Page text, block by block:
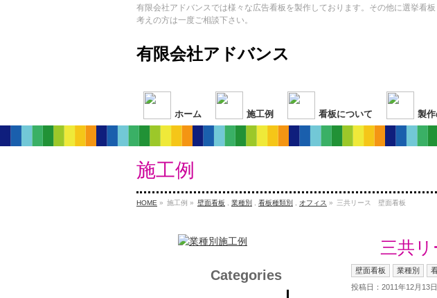
有限会社アドバンスでは様々な広告看板を製作しております。その他に選挙看
考えの方は一度ご相談下さい。
有限会社アドバンス
ホーム 施工例 看板について 製
施工例
HOME » 施工例 » 壁面看板 業種別 看板種類別 オフィス » 三共リース 壁面看板
三共
壁面看板 業種別
投稿日：2011年12月13日
Categories